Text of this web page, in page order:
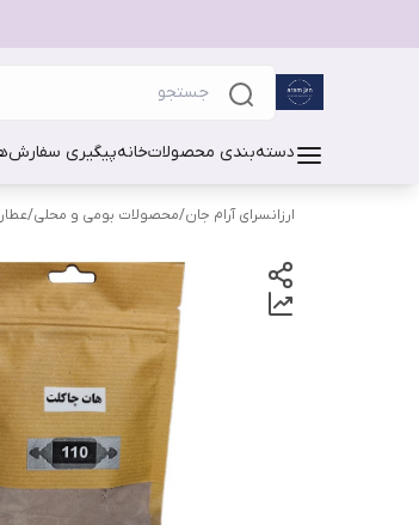
دسته‌بندی محصولاتخانهپیگیری سفارش
ارزانسرای آرام جان/محصولات بومی و محلی/